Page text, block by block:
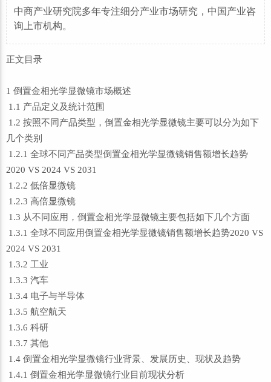
中商产业研究院多年专注细分产业市场研究，中国产业咨
询上市机构。
正文目录
1 倒置金相光学显微镜市场概述
1.1 产品定义及统计范围
1.2 按照不同产品类型，倒置金相光学显微镜主要可以分为如下
几个类别
1.2.1 全球不同产品类型倒置金相光学显微镜销售额增长趋势
2020 VS 2024 VS 2031
1.2.2 低倍显微镜
1.2.3 高倍显微镜
1.3 从不同应用，倒置金相光学显微镜主要包括如下几个方面
1.3.1 全球不同应用倒置金相光学显微镜销售额增长趋势2020 VS
2024 VS 2031
1.3.2 工业
1.3.3 汽车
1.3.4 电子与半导体
1.3.5 航空航天
1.3.6 科研
1.3.7 其他
1.4 倒置金相光学显微镜行业背景、发展历史、现状及趋势
1.4.1 倒置金相光学显微镜行业目前现状分析